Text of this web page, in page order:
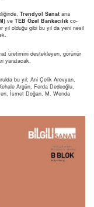
Trendyol Sanat ana
ve TEB Özel Bankacılık co-
yıl olduğu gibi bu yıl da yeni nesil
üretimini destekleyen, görünür
yaratacak.
bu yıl; Ani Çelik Arevyan,
Argün, Ferda Dedeoğlu,
İsmet Doğan, M. Wenda